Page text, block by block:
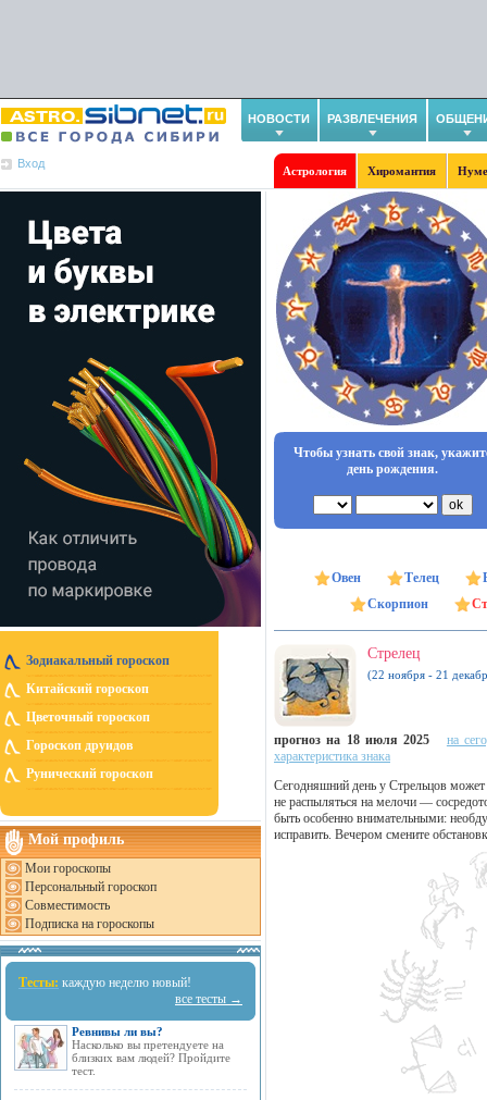
НОВОСТИ РАЗВЛЕЧЕНИЯ
Вход
Астрология Хиромантия
Зодиакальный гороскоп
Китайский гороскоп
Цветочный гороскоп
Гороскоп друидов
Рунический гороскоп
Мой профиль
Мои гороскопы
Персональный гороскоп
Совместимость
Подписка на гороскопы
Тесты: каждую неделю новый!
все тесты →
Ревнивы ли вы?
Насколько вы претендуете на
близких вам людей? Пройдите
тест.
Чтобы узнать свой знак,
день рождения.
Овен Телец
Скорпион
Стрелец
(22 ноября - 21
прогноз на 18 июля 2025
на
характеристика знака
Сегодняшний день у Стрельцов
не распыляться на мелочи —
быть особенно внимательными:
исправить. Вечером смените